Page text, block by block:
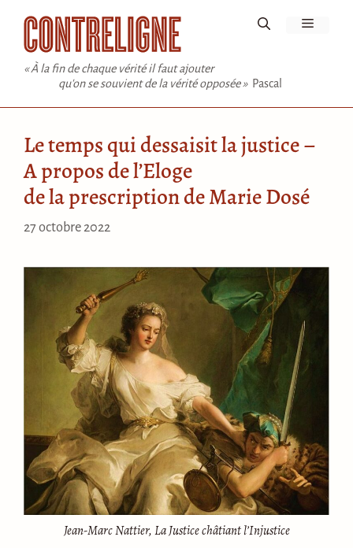
contenu
« À la fin de chaque vérité il faut ajouter
qu'on se souvient de la vérité opposée » Pascal
Menu
Le temps qui dessaisit la justice –
A propos de l’Eloge
de la prescription de Marie Dosé
27 octobre 2022
Jean-Marc Nattier, La Justice châtiant l’Injustice